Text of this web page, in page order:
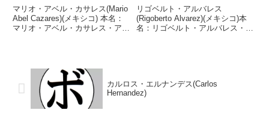
マリオ・アベル・カサレス(Mario
Abel Cazares)(メキシコ) 本名：
マリオ・アベル・カサレス・アス
し 【戦歴】2015/1...
リゴベルト・アルバレス
(Rigoberto Alvarez)(メキシコ)本
名：リゴベルト・アルバレス・バ
カルロス・エルナンデス(Carlos
Hernandez)